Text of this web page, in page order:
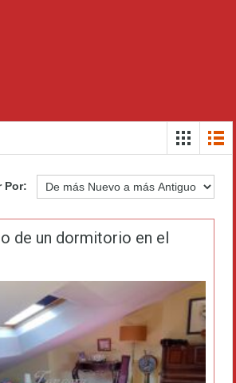
Por:
de un dormitorio en el